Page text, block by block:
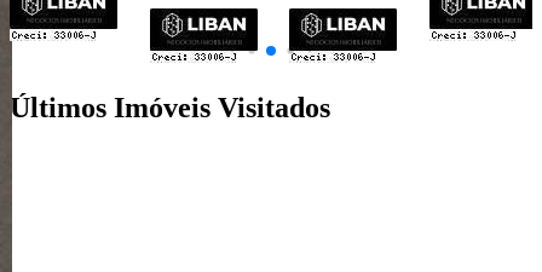
Últimos Imóveis Visitados